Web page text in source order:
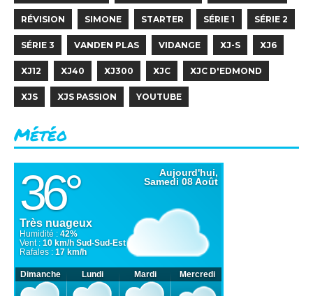
RÉVISION SIMONE STARTER SÉRIE 1 SÉRIE 2
SÉRIE 3 VANDEN PLAS VIDANGE XJ-S XJ6
XJ12 XJ40 XJ300 XJC XJC D'EDMOND
XJS XJS PASSION YOUTUBE
Météo